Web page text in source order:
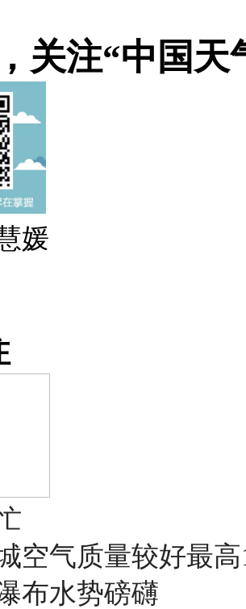
关注“中国天
媛
空气质量较好最
布水势磅礴